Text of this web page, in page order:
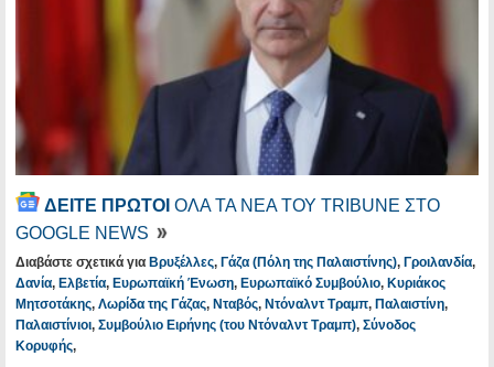
ΔΕΙΤΕ ΠΡΩΤΟΙ ΟΛΑ ΤΑ ΝΕΑ ΤΟΥ TRIBUNE ΣΤΟ
GOOGLE NEWS
Διαβάστε σχετικά για Βρυξέλλες, Γάζα (Πόλη της Παλαιστίνης), Γροιλανδία,
Δανία, Ελβετία, Ευρωπαϊκή Ένωση, Ευρωπαϊκό Συμβούλιο, Κυριάκος
Μητσοτάκης, Λωρίδα της Γάζας, Νταβός, Ντόναλντ Τραμπ, Παλαιστίνη,
Παλαιστίνιοι, Συμβούλιο Ειρήνης (του Ντόναλντ Τραμπ), Σύνοδος
Κορυφής,